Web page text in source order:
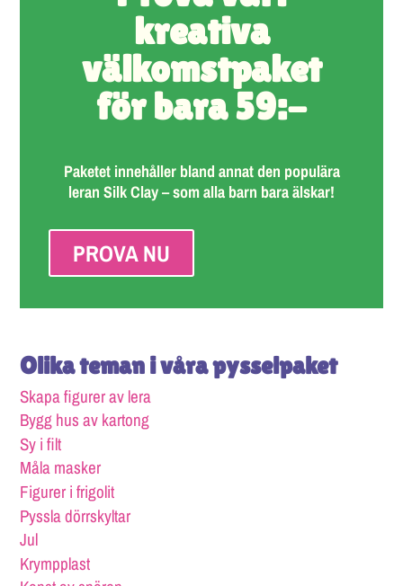
kreativa
välkomstpaket
för bara 59:-
Paketet innehåller bland annat den populära
leran Silk Clay – som alla barn bara älskar!
PROVA NU
Olika teman i våra pysselpaket
Skapa figurer av lera
Bygg hus av kartong
Sy i filt
Måla masker
Figurer i frigolit
Pyssla dörrskyltar
Jul
Krympplast